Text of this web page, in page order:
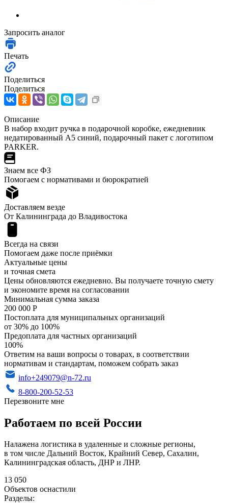
Запросить аналог
Печать
Поделиться
Поделиться
Описание
В набор входит ручка в подарочной коробке, ежедневник
недатированный А5 синий, подарочный пакет с логотипом
PARKER.
Знаем все ФЗ
Помогаем с нормативами и бюрократией
Доставляем везде
От Калининграда до Владивостока
Всегда на связи
Помогаем даже после приёмки
Актуальные цены
и точная смета
Цены обновляются ежедневно. Вы получаете точную смету
и экономите время на согласовании
Минимальная сумма заказа
200 000 Р
Постоплата для муниципальных организаций
от 30% до 100%
Предоплата для частных организаций
100%
Ответим на ваши вопросы о товарах, в соответствии
нормативам и стандартам, поможем собрать заказ
info+249079@n-72.ru
8-800-200-52-53
Перезвоните мне
Работаем по всей России
Налажена логистика в удаленные и сложные регионы,
в том числе Дальний Восток, Крайний Север, Сахалин,
Калининградская область, ДНР и ЛНР.
13 050
Объектов оснастили
Разделы: